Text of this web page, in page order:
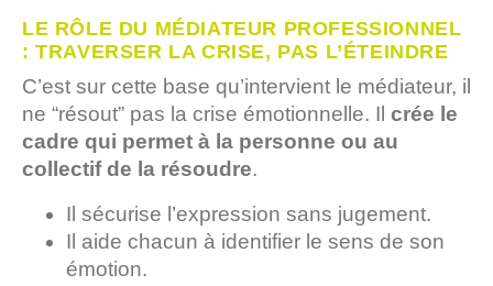
LE RÔLE DU MÉDIATEUR PROFESSIONNEL
: TRAVERSER LA CRISE, PAS L’ÉTEINDRE
C’est sur cette base qu’intervient le médiateur, il
ne “résout” pas la crise émotionnelle. Il crée le
cadre qui permet à la personne ou au
collectif de la résoudre.
Il sécurise l’expression sans jugement.
Il aide chacun à identifier le sens de son
émotion.